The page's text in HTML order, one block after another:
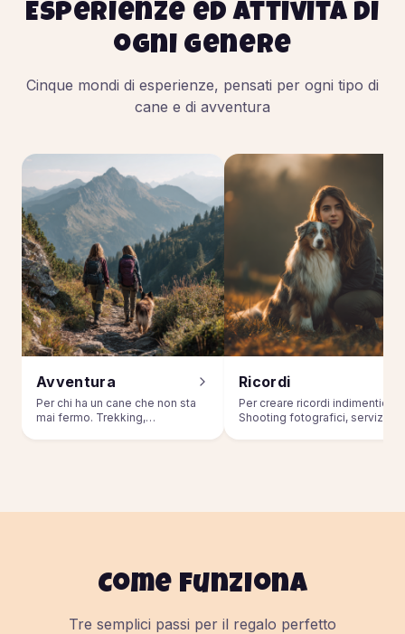
Esperienze ed attività di
ogni genere
Cinque mondi di esperienze, pensati per ogni tipo di
cane e di avventura
Avventura
Per chi ha un cane che non sta
mai fermo. Trekking,
Ricordi
Per creare ricordi
Shooting fotografici, servizi
Come funziona
Tre semplici passi per il regalo perfetto